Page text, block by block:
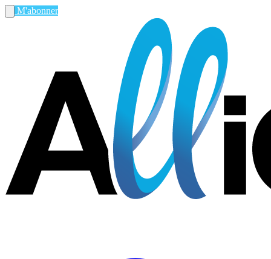
M'abonner